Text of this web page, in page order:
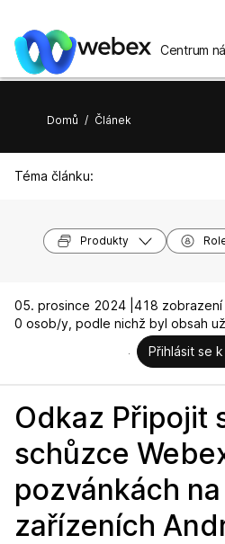
Centrum
Domů / Článek
Téma článku:
Produkty
05. prosince 2024 | 418 zobrazení |
0 osob/y, podle nichž byl obsah
Přihlásit se
Odkaz Připojit
schůzce
pozvánkách
zařízeních